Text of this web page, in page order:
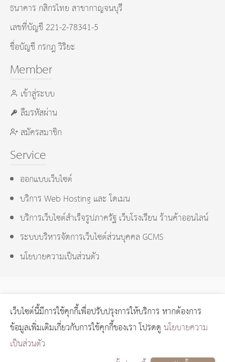
ธนาคาร กสิกรไทย สาขากาญจนบุรี
เลขที่บัญชี 221-2-78341-5
ชื่อบัญชี กรกฎ วิริยะ
Member
เข้าสู่ระบบ
ลืมรหัสผ่าน
สมัครสมาชิก
Service
ออกแบบเว็บไซต์
บริการ Web Hosting และ โดเมน
บริการเว็บไซต์สำเร็จรูปภาครัฐ เว็บโรงเรียน ร้านค้าออนไลน์
ระบบบริหารจัดการเว็บไซต์ส่วนบุคคล GCMS
นโยบายความเป็นส่วนตัว
GCMS Version 14.0.1 designed byKOTCHASAN.compage
process0.0199วินาที (12quries.)
Copyright © 2024 GORAGOD.com
เว็บไซต์นี้มีการใช้คุกกี้เพื่อปรับปรุงการให้บริการ หากต้องการ
ข้อมูลเพิ่มเติมเกี่ยวกับการใช้คุกกี้ของเรา โปรดดูนโยบายความ
เป็นส่วนตัว